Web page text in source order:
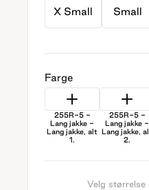
X Small Small
Farge
255R-5 -
Lang jakke -
Lang jakke, alt
1.
255R-5 -
Lang jakke -
Lang jakke,
2.
Velg størrelse